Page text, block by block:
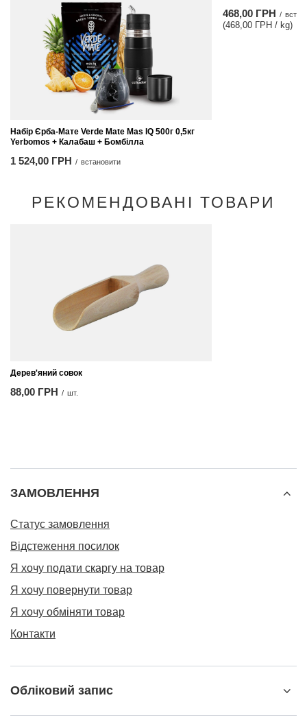
Набір Єрба-Мате Verde Mate Mas IQ 500г 0,5кг
Yerbomos + Калабаш + Бомбілла
1 524,00 ГРН / встановити
468,00 ГРН /
(468,00 ГРН / kg)
РЕКОМЕНДОВАНІ ТОВАРИ
Дерев'яний совок
88,00 ГРН / шт.
ЗАМОВЛЕННЯ
Статус замовлення
Відстеження посилок
Я хочу подати скаргу на товар
Я хочу повернути товар
Я хочу обміняти товар
Контакти
Обліковий запис